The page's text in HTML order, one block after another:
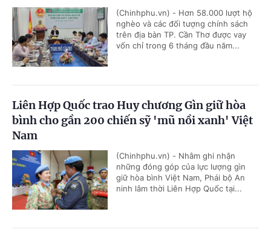
(Chinhphu.vn) - Hơn 58.000 lượt hộ
nghèo và các đối tượng chính sách
trên địa bàn TP. Cần Thơ được vay
vốn chỉ trong 6 tháng đầu năm...
Liên Hợp Quốc trao Huy chương Gìn giữ hòa
bình cho gần 200 chiến sỹ 'mũ nồi xanh' Việt
Nam
(Chinhphu.vn) - Nhằm ghi nhận
những đóng góp của lực lượng gìn
giữ hòa bình Việt Nam, Phái bộ An
ninh lâm thời Liên Hợp Quốc tại...